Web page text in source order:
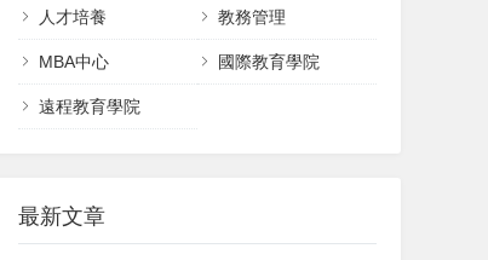
課件下載
人才培養 教務管理
MBA中心 國際教育學院
遠程教育學院
最新文章